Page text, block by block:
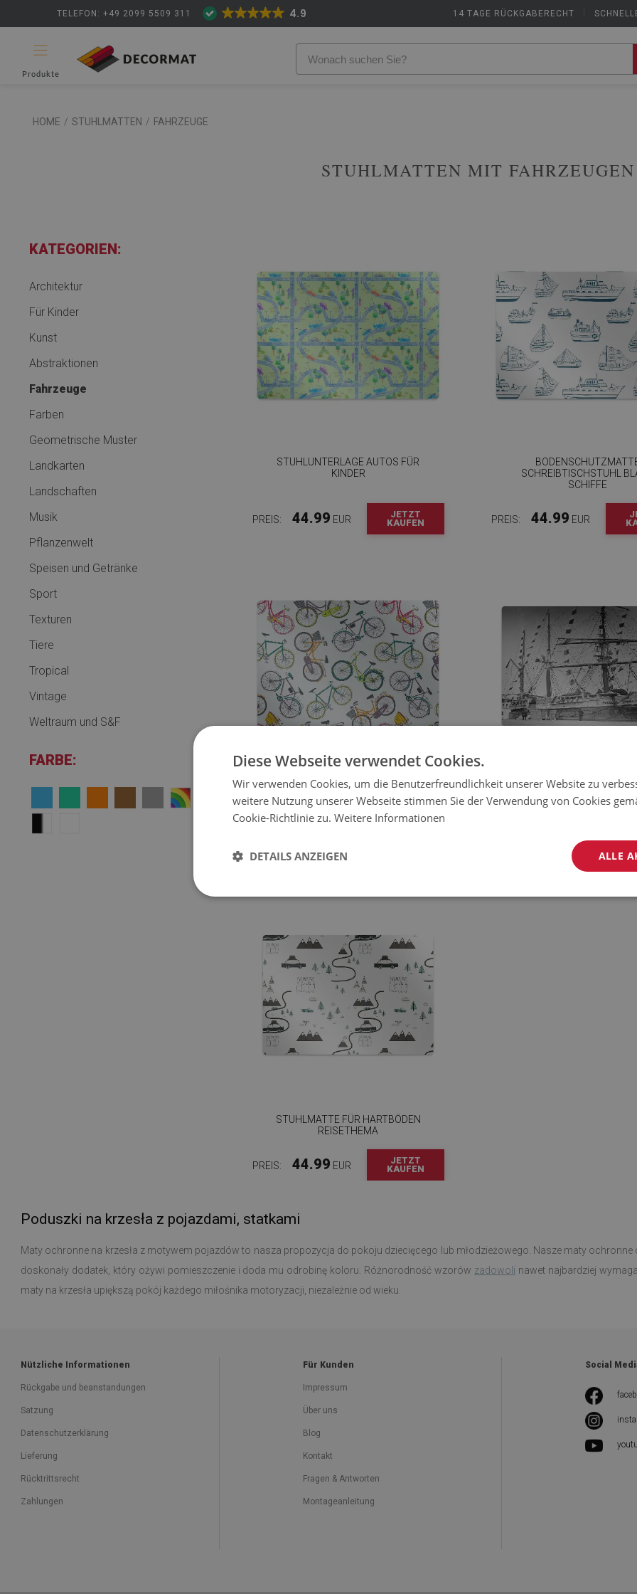
TELEFON: +49 2099 5509 311 14 TAGE RÜCKGABERECHT
4.9
Produkte
HOME / STUHLMATTEN / FAHRZEUGE
STUHLMATTEN MIT FAHRZEUGEN
KATEGORIEN:
Architektur
Für Kinder
Kunst
Abstraktionen
Fahrzeuge
Farben
Geometrische Muster
Landkarten
Landschaften
Musik
Pflanzenwelt
Speisen und Getränke
Sport
Texturen
Tiere
Tropical
Vintage
Weltraum und S&F
FARBE:
STUHLUNTERLAGE AUTOS FÜR
KINDER
PREIS: 44.99 EUR
JETZT
KAUFEN
SCHREIBTISCHSTUHL
SCHIFFE
PREIS: 44.99 EUR
STUHLMATTE FÜR HARTBÖDEN
STÄDTISCHE FAHRRÄDER
STUHLUNTERLAGE
WEINLESESCHIFF
EUR
STUHLMATTE FÜR HARTBÖDEN
REISETHEMA
PREIS: 44.99 EUR
JETZT
KAUFEN
Poduszki na krzesła z pojazdami, statkami
Maty ochronne na krzesła z motywem pojazdów to nasza propozycja do pokoju dziecięcego lub młodzieżowego. Nasze maty
doskonały dodatek, który ożywi pomieszczenie i doda mu odrobinę koloru. Różnorodność wzorów zadowoli nawet najbardziej
maty na krzesła upiększą pokój każdego miłośnika motoryzacji, niezależnie od wieku.
Nützliche Informationen
Rückgabe und beanstandungen
Satzung
Datenschutzerklärung
Lieferung
Rücktrittsrecht
Zahlungen
Für Kunden
Impressum
Über uns
Blog
Kontakt
Fragen & Antworten
Montageanleitung
Social
Diese Webseite verwendet Cookies.
Wir verwenden Cookies, um die Benutzerfreundlichkeit unserer Website zu
weitere Nutzung unserer Webseite stimmen Sie der Verwendung von Cookies
Cookie-Richtlinie zu. Weitere Informationen
ALLE
DETAILS ANZEIGEN